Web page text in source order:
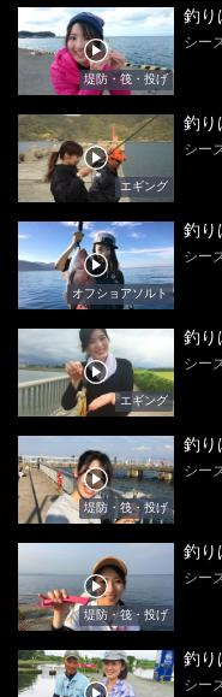
堤防・筏・投げ
釣り
シー
エギング
釣り
シー
オフショアソルト
釣り
シー
エギング
釣り
シー
堤防・筏・投げ
釣り
シー
堤防・筏・投げ
釣り
シー
釣り
シー